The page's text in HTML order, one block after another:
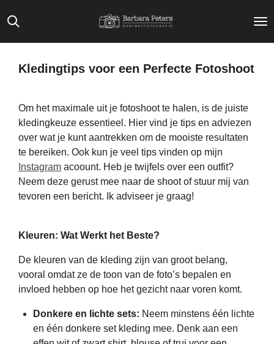
direct
naar
hoofdinhoud
Kledingtips voor een Perfecte Fotoshoot
Om het maximale uit je fotoshoot te halen, is de juiste
kledingkeuze essentieel. Hier vind je tips en adviezen
over wat je kunt aantrekken om de mooiste resultaten
te bereiken. Ook kun je veel tips vinden op mijn
Instagram acoount. Heb je twijfels over een outfit?
Neem deze gerust mee naar de shoot of stuur mij van
tevoren een bericht. Ik adviseer je graag!
Kleuren: Wat Werkt het Beste?
De kleuren van de kleding zijn van groot belang,
vooral omdat ze de toon van de foto’s bepalen en
invloed hebben op hoe het gezicht naar voren komt.
Donkere en lichte sets: Neem minstens één lichte
en één donkere set kleding mee. Denk aan een